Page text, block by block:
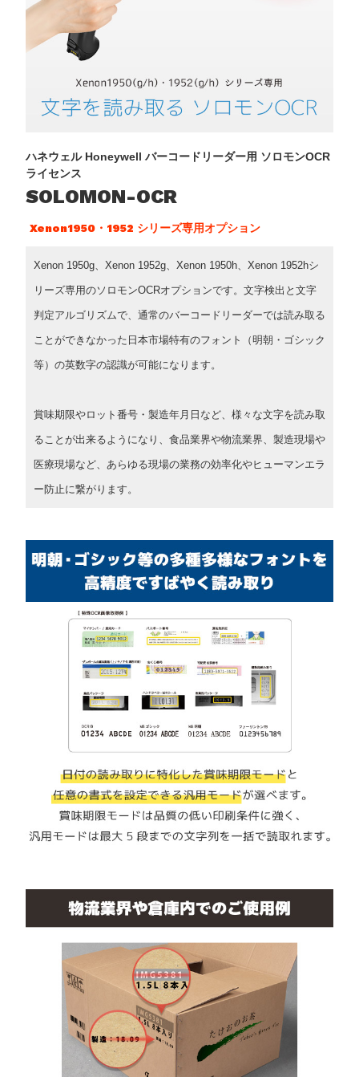
ハネウェル Honeywell バーコードリーダー用 ソロモンOCR
ライセンス
SOLOMON-OCR
Xenon1950・1952 シリーズ専用オプション
Xenon 1950g、Xenon 1952g、Xenon 1950h、Xenon 1952hシ
リーズ専用のソロモンOCRオプションです。文字検出と文字
判定アルゴリズムで、通常のバーコードリーダーでは読み取る
ことができなかった日本市場特有のフォント（明朝・ゴシック
等）の英数字の認識が可能になります。
賞味期限やロット番号・製造年月日など、様々な文字を読み取
ることが出来るようになり、食品業界や物流業界、製造現場や
医療現場など、あらゆる現場の業務の効率化やヒューマンエラ
ー防止に繋がります。